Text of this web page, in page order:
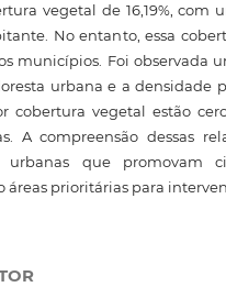
vegetal de 16,19%, com
No entanto, essa
municípios. Foi observada
urbana e a densidade
cobertura vegetal estão
A compreensão dessas
que promovam
áreas prioritárias para